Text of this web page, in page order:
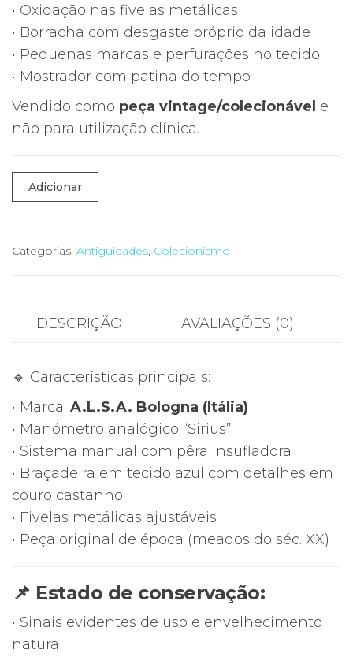
• Oxidação nas fivelas metálicas
• Borracha com desgaste próprio da idade
• Pequenas marcas e perfurações no tecido
• Mostrador com patina do tempo
Vendido como peça vintage/colecionável e
não para utilização clínica.
Quantidade
de
Esfigmomanómetro
Bologna
Instrumento
Médico
Italiano
Adicionar
Categorias: Antiguidades, Colecionismo
DESCRIÇÃO AVALIAÇÕES (0)
🔹 Características principais:
• Marca: A.L.S.A. Bologna (Itália)
• Manómetro analógico “Sirius”
• Sistema manual com pêra insufladora
• Braçadeira em tecido azul com detalhes em
couro castanho
• Fivelas metálicas ajustáveis
• Peça original de época (meados do séc. XX)
📌 Estado de conservação:
• Sinais evidentes de uso e envelhecimento
natural